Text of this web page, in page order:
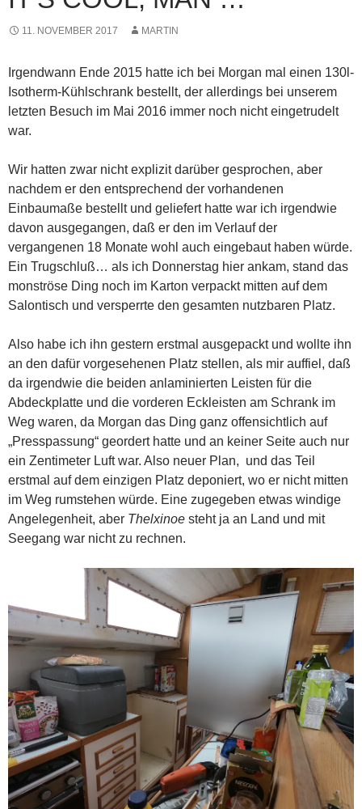
11. NOVEMBER 2017 MARTIN
Irgendwann Ende 2015 hatte ich bei Morgan mal einen 130l-
Isotherm-Kühlschrank bestellt, der allerdings bei unserem
letzten Besuch im Mai 2016 immer noch nicht eingetrudelt
war.
Wir hatten zwar nicht explizit darüber gesprochen, aber
nachdem er den entsprechend der vorhandenen
Einbaumaße bestellt und geliefert hatte war ich irgendwie
davon ausgegangen, daß er den im Verlauf der
vergangenen 18 Monate wohl auch eingebaut haben würde.
Ein Trugschluß… als ich Donnerstag hier ankam, stand das
monströse Ding noch im Karton verpackt mitten auf dem
Salontisch und versperrte den gesamten nutzbaren Platz.
Also habe ich ihn gestern erstmal ausgepackt und wollte ihn
an den dafür vorgesehenen Platz stellen, als mir auffiel, daß
da irgendwie die beiden anlaminierten Leisten für die
Abdeckplatte und die vorderen Eckleisten am Schrank im
Weg waren, da Morgan das Ding ganz offensichtlich auf
„Presspassung“ geordert hatte und an keiner Seite auch nur
ein Zentimeter Luft war. Also neuer Plan, und das Teil
erstmal auf dem einzigen Platz deponiert, wo er nicht mitten
im Weg rumstehen würde. Eine zugegeben etwas windige
Angelegenheit, aber Thelxinoe steht ja an Land und mit
Seegang war nicht zu rechnen.